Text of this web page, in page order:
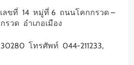
ลขที่ 14 หมู่ที่ 6 ถนนโคกกรวด –
วด อำเภอเมือง
โทรศัพท์ 044-211233,